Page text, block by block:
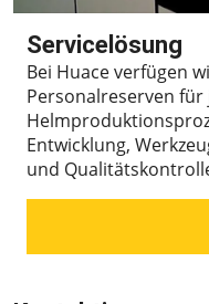
Servicelösung
Bei Huace verfügen
Personalreserven
Entwicklung,
und